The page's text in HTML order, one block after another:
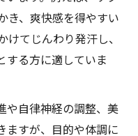
よう
律神経を強化
ス軽減を実現
身に与える効果
の質を向上
き、爽快感を得やすい
てじんわり発汗し、
する方に適していま
や自律神経の調整、美
ますが、目的や体調に